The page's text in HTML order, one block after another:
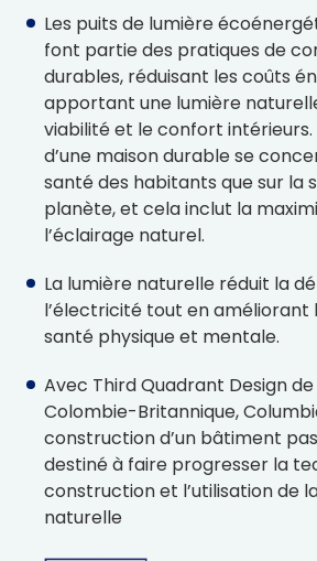
Les puits de lumière
font partie des pratiques de
durables, réduisant les coûts
apportant une lumière
viabilité et le confort
d’une maison durable se
santé des habitants que sur la
planète, et cela inclut la
l’éclairage naturel.
La lumière naturelle réduit la
l’électricité tout en
santé physique et mentale.
Avec Third Quadrant Design de
Colombie-Britannique,
construction d’un bâtiment
destiné à faire progresser la
construction et l’utilisation de
naturelle